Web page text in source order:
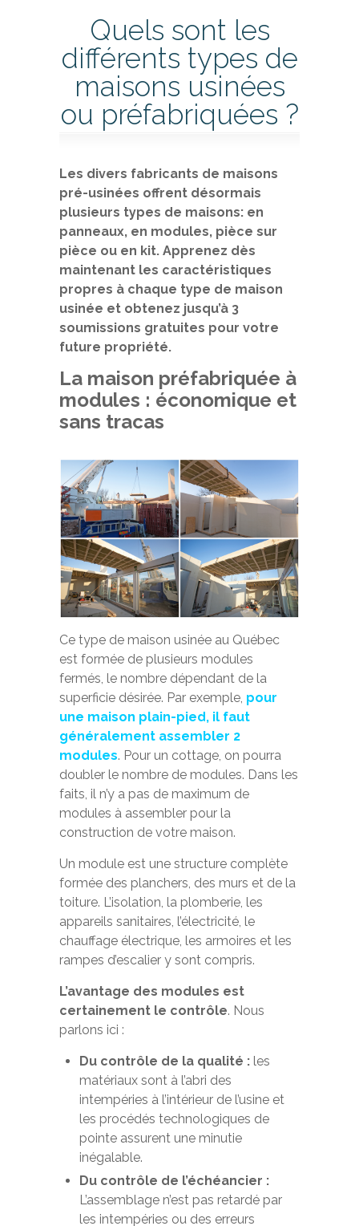
Quels sont les
différents types de
maisons usinées
ou préfabriquées ?
Les divers fabricants de maisons
pré-usinées offrent désormais
plusieurs types de maisons: en
panneaux, en modules, pièce sur
pièce ou en kit. Apprenez dès
maintenant les caractéristiques
propres à chaque type de maison
usinée et obtenez jusqu’à 3
soumissions gratuites pour votre
future propriété.
La maison préfabriquée à
modules : économique et
sans tracas
Ce type de maison usinée au Québec
est formée de plusieurs modules
fermés, le nombre dépendant de la
superficie désirée. Par exemple, pour
une maison plain-pied, il faut
généralement assembler 2
modules. Pour un cottage, on pourra
doubler le nombre de modules. Dans les
faits, il n’y a pas de maximum de
modules à assembler pour la
construction de votre maison.
Un module est une structure complète
formée des planchers, des murs et de la
toiture. L’isolation, la plomberie, les
appareils sanitaires, l’électricité, le
chauffage électrique, les armoires et les
rampes d’escalier y sont compris.
L’avantage des modules est
certainement le contrôle. Nous
parlons ici :
Du contrôle de la qualité : les
matériaux sont à l’abri des
intempéries à l’intérieur de l’usine et
les procédés technologiques de
pointe assurent une minutie
inégalable.
Du contrôle de l’échéancier :
L’assemblage n’est pas retardé par
les intempéries ou des erreurs